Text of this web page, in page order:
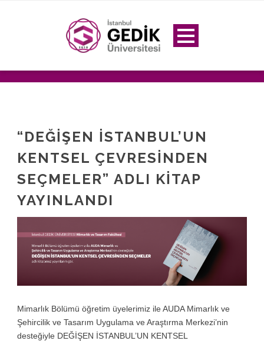
“DEĞİŞEN İSTANBUL’UN
KENTSEL ÇEVRESİNDEN
SEÇMELER” ADLI KİTAP
YAYINLANDI
Mimarlık Bölümü öğretim üyelerimiz ile AUDA Mimarlık ve
Şehircilik ve Tasarım Uygulama ve Araştırma Merkezi’nin
desteğiyle DEĞİŞEN İSTANBUL’UN KENTSEL